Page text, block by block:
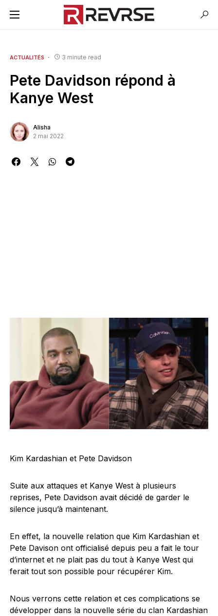
ACTUALITÉS 3 minute read
Pete Davidson répond à
Kanye West
Alisha
2 mai 2022
Kim Kardashian et Pete Davidson
Suite aux attaques et Kanye West à plusieurs
reprises, Pete Davidson avait décidé de garder le
silence jusqu’à maintenant.
En effet, la nouvelle relation que Kim Kardashian et
Pete Davison ont officialisé depuis peu a fait le tour
d’internet et ne plait pas du tout à Kanye West qui
ferait tout son possible pour récupérer Kim.
Nous verrons cette relation et ces complications se
développer dans la nouvelle série du clan Kardashian